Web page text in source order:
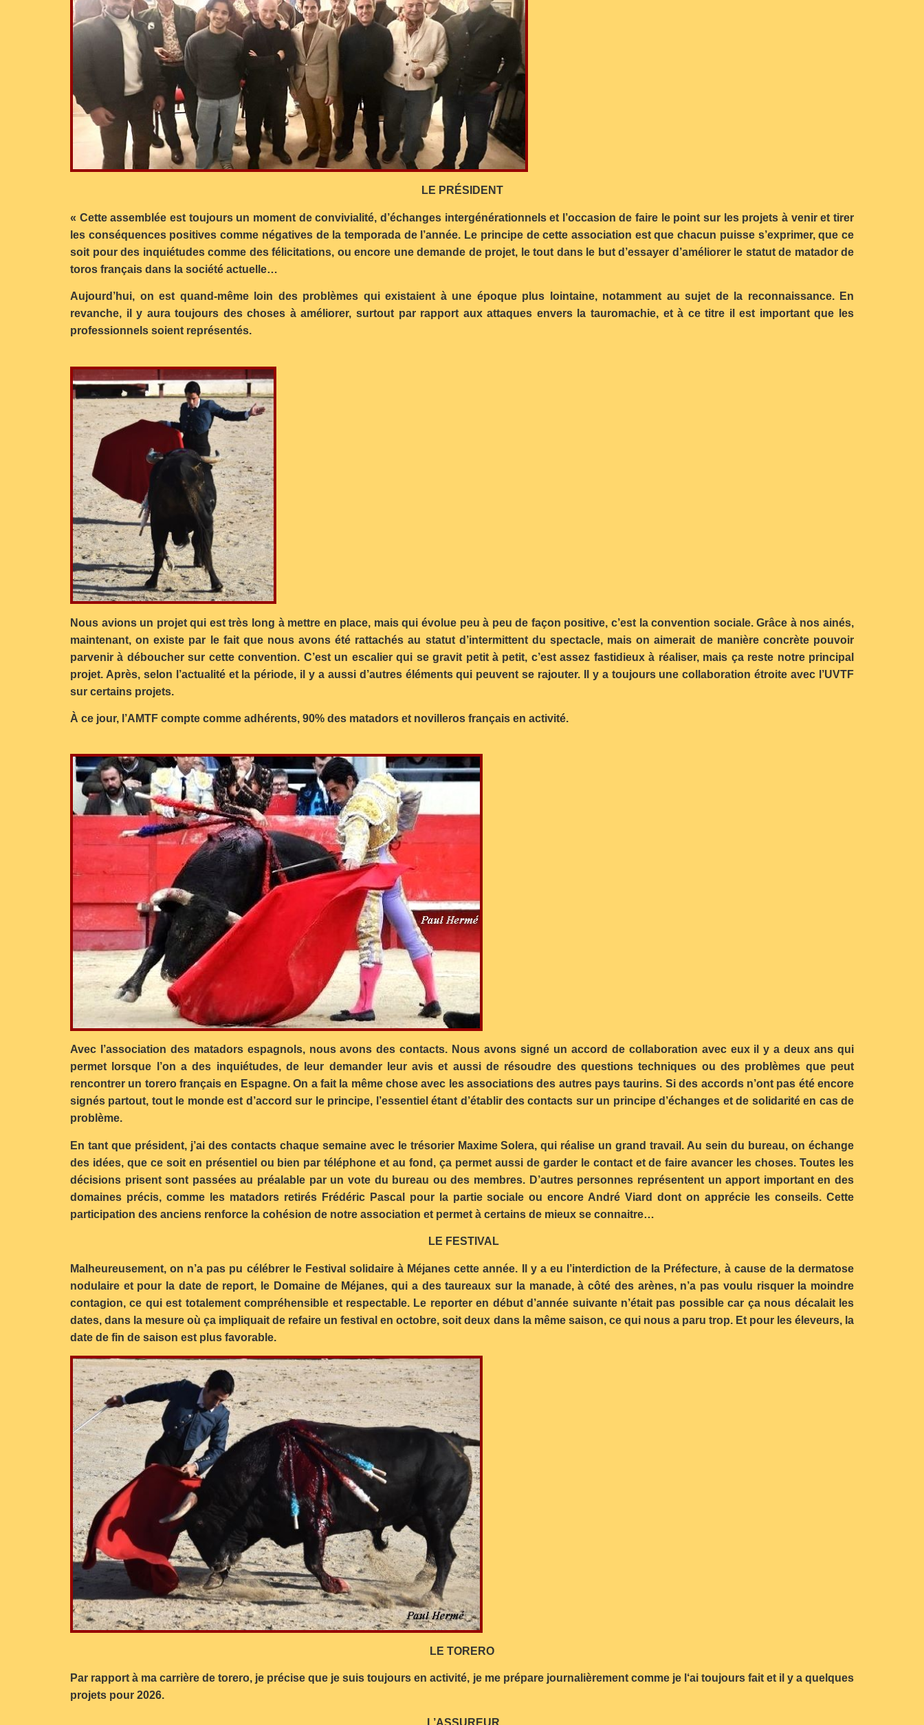
LE PRÉSIDENT
« Cette assemblée est toujours un moment de convivialité, d’échanges intergénérationnels et l’occasion de faire le point sur les projets à venir et tirer
les conséquences positives comme négatives de la temporada de l’année. Le principe de cette association est que chacun puisse s’exprimer, que ce
soit pour des inquiétudes comme des félicitations, ou encore une demande de projet, le tout dans le but d’essayer d’améliorer le statut de matador de
toros français dans la société actuelle…
Aujourd’hui, on est quand-même loin des problèmes qui existaient à une époque plus lointaine, notamment au sujet de la reconnaissance. En
revanche, il y aura toujours des choses à améliorer, surtout par rapport aux attaques envers la tauromachie, et à ce titre il est important que les
professionnels soient représentés.
Nous avions un projet qui est très long à mettre en place, mais qui évolue peu à peu de façon positive, c’est la convention sociale. Grâce à nos ainés,
maintenant, on existe par le fait que nous avons été rattachés au statut d’intermittent du spectacle, mais on aimerait de manière concrète pouvoir
parvenir à déboucher sur cette convention. C’est un escalier qui se gravit petit à petit, c’est assez fastidieux à réaliser, mais ça reste notre principal
projet. Après, selon l’actualité et la période, il y a aussi d’autres éléments qui peuvent se rajouter. Il y a toujours une collaboration étroite avec l’UVTF
sur certains projets.
À ce jour, l’AMTF compte comme adhérents, 90% des matadors et novilleros français en activité.
Avec l’association des matadors espagnols, nous avons des contacts. Nous avons signé un accord de collaboration avec eux il y a deux ans qui
permet lorsque l’on a des inquiétudes, de leur demander leur avis et aussi de résoudre des questions techniques ou des problèmes que peut
rencontrer un torero français en Espagne. On a fait la même chose avec les associations des autres pays taurins. Si des accords n’ont pas été encore
signés partout, tout le monde est d’accord sur le principe, l’essentiel étant d’établir des contacts sur un principe d’échanges et de solidarité en cas de
problème.
En tant que président, j’ai des contacts chaque semaine avec le trésorier Maxime Solera, qui réalise un grand travail. Au sein du bureau, on échange
des idées, que ce soit en présentiel ou bien par téléphone et au fond, ça permet aussi de garder le contact et de faire avancer les choses. Toutes les
décisions prisent sont passées au préalable par un vote du bureau ou des membres. D’autres personnes représentent un apport important en des
domaines précis, comme les matadors retirés Frédéric Pascal pour la partie sociale ou encore André Viard dont on apprécie les conseils. Cette
participation des anciens renforce la cohésion de notre association et permet à certains de mieux se connaitre…
LE FESTIVAL
Malheureusement, on n’a pas pu célébrer le Festival solidaire à Méjanes cette année. Il y a eu l’interdiction de la Préfecture, à cause de la dermatose
nodulaire et pour la date de report, le Domaine de Méjanes, qui a des taureaux sur la manade, à côté des arènes, n’a pas voulu risquer la moindre
contagion, ce qui est totalement compréhensible et respectable. Le reporter en début d’année suivante n’était pas possible car ça nous décalait les
dates, dans la mesure où ça impliquait de refaire un festival en octobre, soit deux dans la même saison, ce qui nous a paru trop. Et pour les éleveurs, la
date de fin de saison est plus favorable.
LE TORERO
Par rapport à ma carrière de torero, je précise que je suis toujours en activité, je me prépare journalièrement comme je l‘ai toujours fait et il y a quelques
projets pour 2026.
L’ASSUREUR